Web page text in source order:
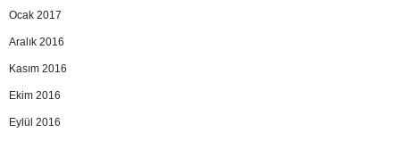
Ocak 2017
Aralık 2016
Kasım 2016
Ekim 2016
Eylül 2016